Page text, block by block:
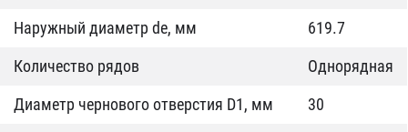
Наружный диаметр de, мм
619.7
Количество рядов
Однорядная
Диаметр чернового отверстия D1, мм
30